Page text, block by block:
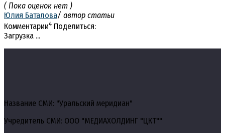
( Пока оценок нет )
Юлия Баталова/ автор статьи
Комментарии4 Поделиться:
Загрузка ...
Название СМИ: "Уральский меридиан"
Учредитель СМИ: ООО "МЕДИАХОЛДИНГ "ЦКТ""